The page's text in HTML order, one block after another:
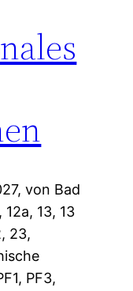
von Bad
12a, 13, 13
23,
PF3,